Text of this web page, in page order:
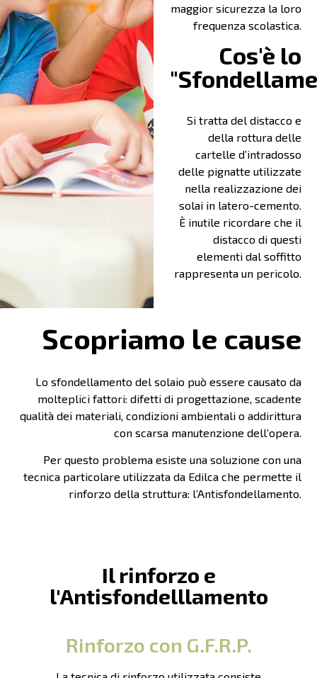
maggior sicurezza la loro
frequenza scolastica.
Cos'è lo
Si tratta del distacco e
della rottura delle
cartelle d’intradosso
delle pignatte utilizzate
nella realizzazione dei
solai in latero-cemento.
È inutile ricordare che il
distacco di questi
elementi dal soffitto
rappresenta un pericolo.
Scopriamo le cause
Lo sfondellamento del solaio può essere causato da
molteplici fattori: difetti di progettazione, scadente
qualità dei materiali, condizioni ambientali o addirittura
con scarsa manutenzione dell’opera.
Per questo problema esiste una soluzione con una
tecnica particolare utilizzata da Edilca che permette il
rinforzo della struttura: l’Antisfondellamento.
Il rinforzo e
l'Antisfondelllamento
Rinforzo con G.F.R.P.